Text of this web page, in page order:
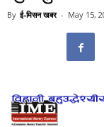
By ई-मिसन खबर - May 15,